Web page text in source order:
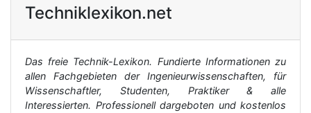
Techniklexikon.net
Das freie Technik-Lexikon. Fundierte Informationen zu
allen Fachgebieten der Ingenieurwissenschaften, für
Wissenschaftler, Studenten, Praktiker & alle
Interessierten. Professionell dargeboten und kostenlos